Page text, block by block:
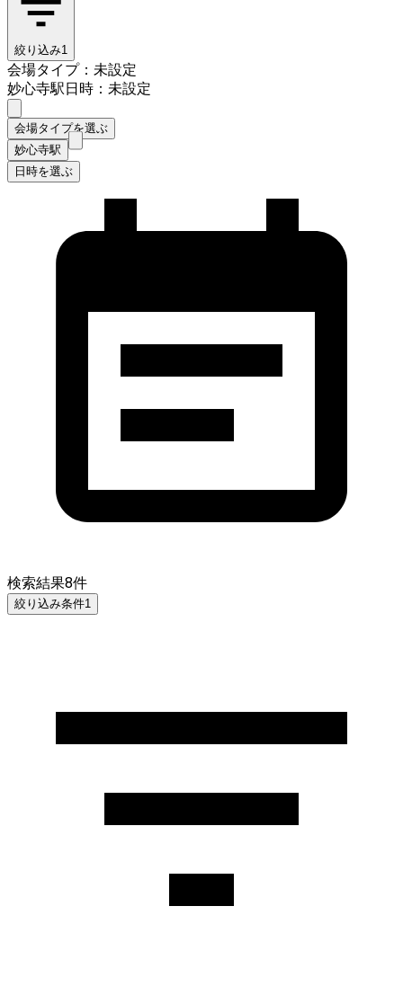
絞り込み1
会場タイプ：未設定
妙心寺駅日時：未設定
会場タイプを選ぶ
妙心寺駅
日時を選ぶ
検索結果8件
絞り込み条件1